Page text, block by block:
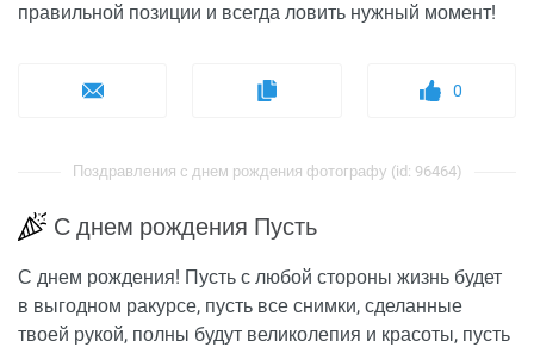
правильной позиции и всегда ловить нужный момент!
0
Поздравления с днем рождения фотографу (id: 96464)
С днем рождения Пусть
С днем рождения! Пусть с любой стороны жизнь будет
в выгодном ракурсе, пусть все снимки, сделанные
твоей рукой, полны будут великолепия и красоты, пусть